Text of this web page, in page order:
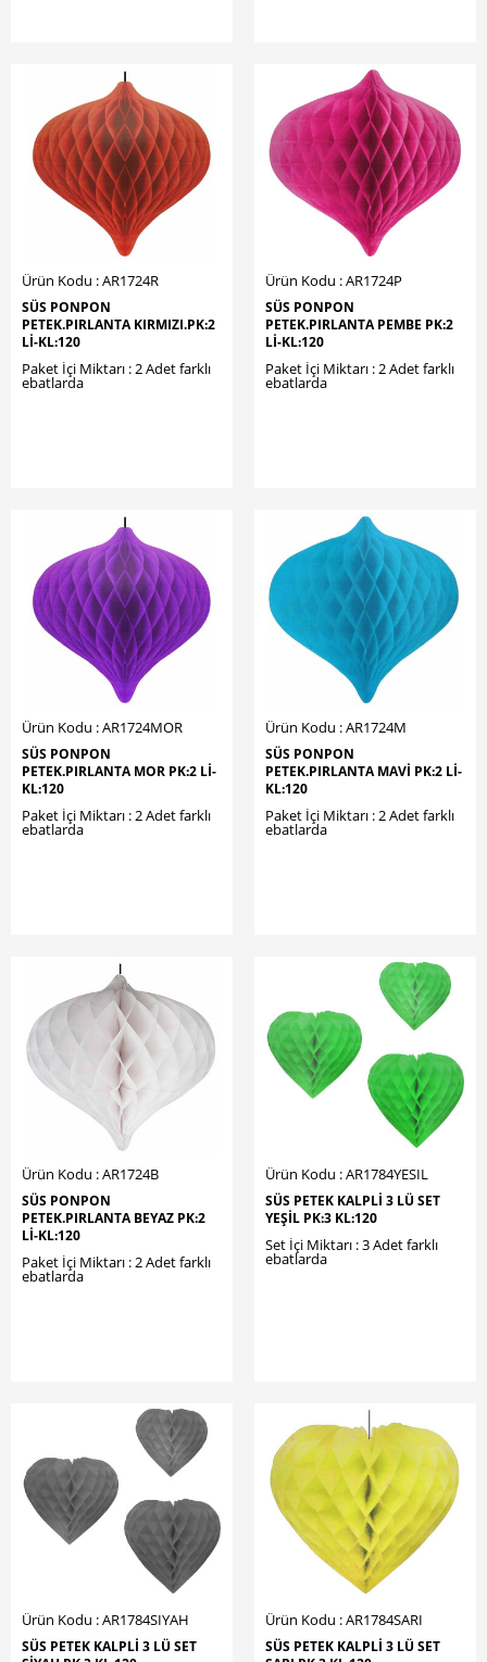
Ürün Kodu : AR1724R
SÜS PONPON
PETEK.PIRLANTA KIRMIZI.PK:2
LI-KL:120
Paket İçi Miktarı : 2 Adet farklı
ebatlarda
Ürün Kodu : AR1724P
SÜS PONPON
PETEK.PIRLANTA PEMBE PK:2
LI-KL:120
Paket İçi Miktarı : 2 Adet farklı
ebatlarda
Ürün Kodu : AR1724MOR
SÜS PONPON
PETEK.PIRLANTA MOR PK:2 LI-
KL:120
Paket İçi Miktarı : 2 Adet farklı
ebatlarda
Ürün Kodu : AR1724M
SÜS PONPON
PETEK.PIRLANTA MAVİ PK:2 LI-
KL:120
Paket İçi Miktarı : 2 Adet farklı
ebatlarda
Ürün Kodu : AR1724B
SÜS PONPON
PETEK.PIRLANTA BEYAZ PK:2
LI-KL:120
Paket İçi Miktarı : 2 Adet farklı
ebatlarda
Ürün Kodu : AR1784YESIL
SÜS PETEK KALPLİ 3 LÜ SET
YEŞİL PK:3 KL:120
Set İçi Miktarı : 3 Adet farklı
ebatlarda
Ürün Kodu : AR1784SIYAH
SÜS PETEK KALPLİ 3 LÜ SET
Ürün Kodu : AR1784SARI
SÜS PETEK KALPLİ 3 LÜ SET